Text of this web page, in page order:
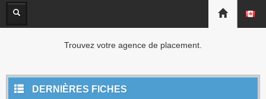
Trouvez votre agence de placement.
DERNIÈRES FICHES